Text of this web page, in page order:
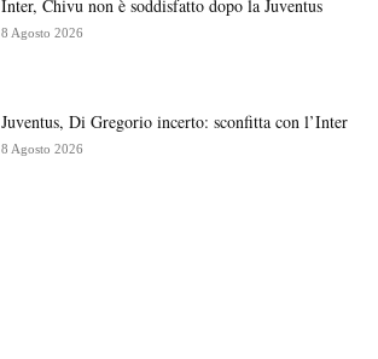
Inter, Chivu non è soddisfatto dopo la Juventus
8 Agosto 2026
Juventus, Di Gregorio incerto: sconfitta con l’Inter
8 Agosto 2026